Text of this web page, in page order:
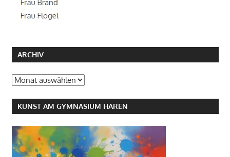
ARCHIV
Archiv
KUNST AM GYMNASIUM HAREN